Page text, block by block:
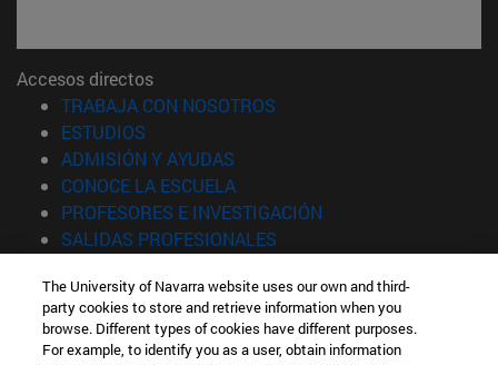
Accesos directos
TRABAJA CON NOSOTROS
ESTUDIOS
ADMISIÓN Y AYUDAS
CONOCE LA ESCUELA(abre en nueva ventana)
PROFESORES E INVESTIGACIÓN
SALIDAS PROFESIONALES
Información
TFNO +34 943 21 98 77
The University of Navarra website uses our own and third-
party cookies to store and retrieve information when you
browse. Different types of cookies have different purposes.
For example, to identify you as a user, obtain information